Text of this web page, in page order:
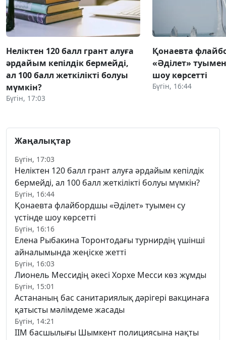
Неліктен 120 балл грант алуға
әрдайым кепілдік бермейді,
ал 100 балл жеткілікті болуы
мүмкін?
Бүгін, 17:03
Қонаевта
«Әділет» туымен
шоу көрсетті
Бүгін, 16:44
Жаңалықтар
Бүгін, 17:03
Неліктен 120 балл грант алуға әрдайым кепілдік
бермейді, ал 100 балл жеткілікті болуы мүмкін?
Бүгін, 16:44
Қонаевта флайбордшы «Әділет» туымен су
үстінде шоу көрсетті
Бүгін, 16:16
Елена Рыбакина Торонтодағы турнирдің үшінші
айналымында жеңіске жетті
Бүгін, 16:03
Лионель Мессидің әкесі Хорхе Месси көз жұмды
Бүгін, 15:01
Астананың бас санитариялық дәрігері вакцинаға
қатысты мәлімдеме жасады
Бүгін, 14:21
ІІМ басшылығы Шымкент полициясына нақты